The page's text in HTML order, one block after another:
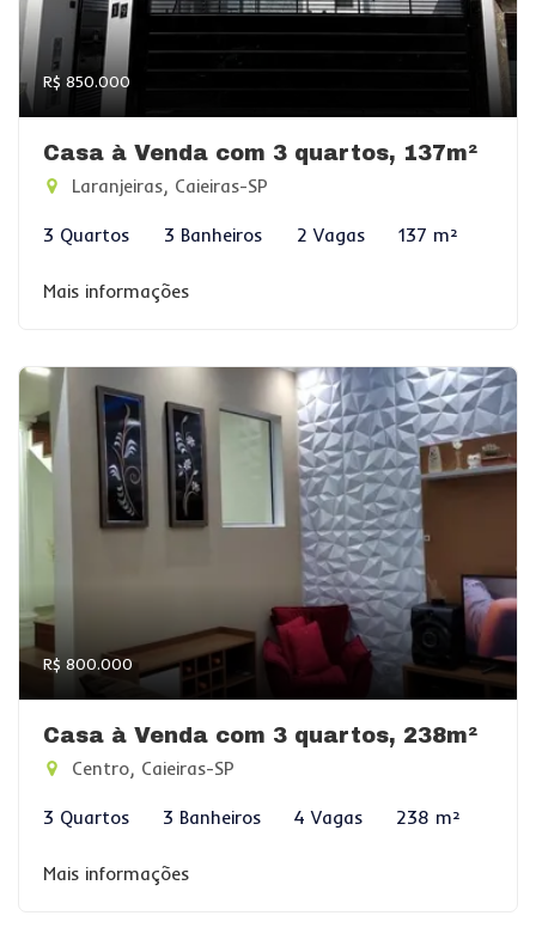
R$ 850.000
Casa à Venda com 3 quartos, 137m²
Laranjeiras, Caieiras-SP
3 Quartos 3 Banheiros 2 Vagas 137 m²
Mais informações
R$ 800.000
Casa à Venda com 3 quartos, 238m²
Centro, Caieiras-SP
3 Quartos 3 Banheiros 4 Vagas 238 m²
Mais informações